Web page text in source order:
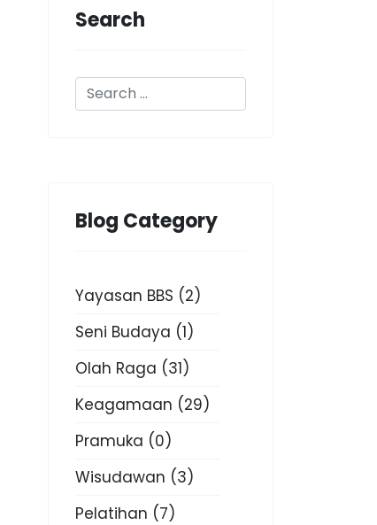
Search
Blog Category
Yayasan BBS (2)
Seni Budaya (1)
Olah Raga (31)
Keagamaan (29)
Pramuka (0)
Wisudawan (3)
Pelatihan (7)